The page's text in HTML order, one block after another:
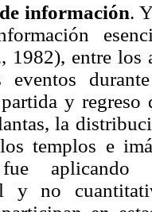
información.
1982), entre
eventos
y regreso
la
templos e
fue aplicando
y no